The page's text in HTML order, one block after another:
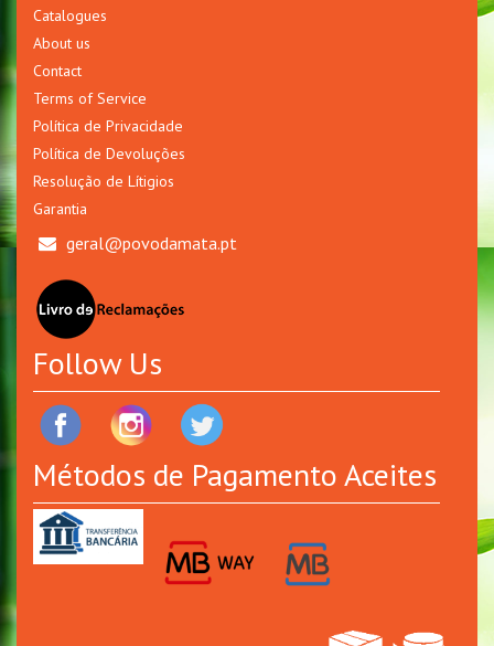
Catalogues
About us
Contact
Terms of Service
Política de Privacidade
Política de Devoluções
Resolução de Lítigios
Garantia
geral@povodamata.pt
Follow Us
Métodos de Pagamento Aceites